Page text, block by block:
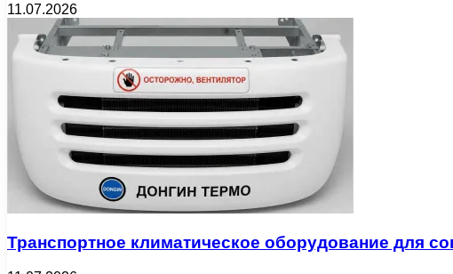
11.07.2026
Транспортное климатическое оборудование для